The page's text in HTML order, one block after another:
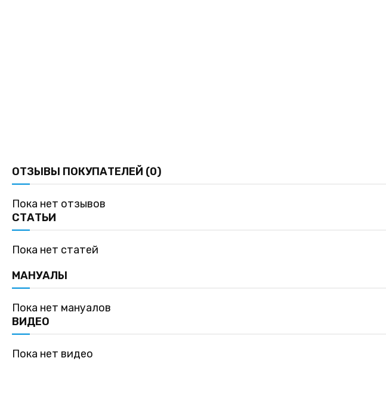
ОТЗЫВЫ ПОКУПАТЕЛЕЙ (0)
Пока нет отзывов
СТАТЬИ
Пока нет статей
МАНУАЛЫ
Пока нет мануалов
ВИДЕО
Пока нет видео